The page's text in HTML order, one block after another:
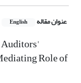
عنوان مقاله English
Role of